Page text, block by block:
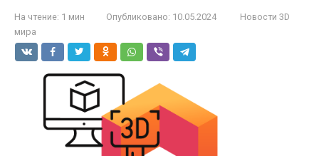
На чтение: 1 мин Опубликовано: 10.05.2024
Новости 3D
мира